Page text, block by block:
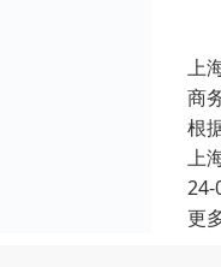
上
商
根
上
24-
更